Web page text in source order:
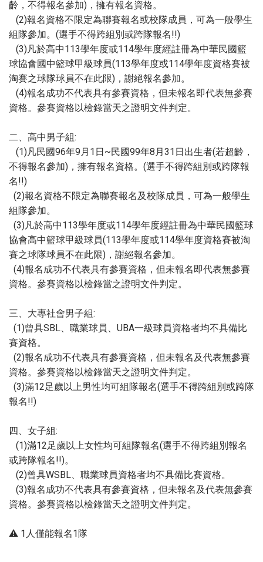
齡，不得報名參加)，擁有報名資格。
(2)報名資格不限定為聯賽報名或校隊成員，可為一般學生
組隊參加。(選手不得跨組別或跨隊報名!!)
(3)凡於高中113學年度或114學年度經註冊為中華民國籃
球協會國中籃球甲級球員(113學年度或114學年度資格賽被
淘賽之球隊球員不在此限)，謝絕報名參加。
(4)報名成功不代表具有參賽資格，但未報名即代表無參賽
資格。參賽資格以檢錄當天之證明文件判定。
二、高中男子組:
(1)凡民國96年9月1日~民國99年8月31日出生者(若超齡，
不得報名參加)，擁有報名資格。(選手不得跨組別或跨隊報
名!!)
(2)報名資格不限定為聯賽報名及校隊成員，可為一般學生
組隊參加。
(3)凡於高中113學年度或114學年度經註冊為中華民國籃球
協會高中籃球甲級球員(113學年度或114學年度資格賽被淘
賽之球隊球員不在此限)，謝絕報名參加。
(4)報名成功不代表具有參賽資格，但未報名即代表無參賽
資格。參賽資格以檢錄當之證明文件判定。
三、大專社會男子組:
(1)曾具SBL、職業球員、UBA一級球員資格者均不具備比
賽資格。
(2)報名成功不代表具有參賽資格，但未報名及代表無參賽
資格。參賽資格以檢錄當天之證明文件判定。
(3)滿12足歲以上男性均可組隊報名(選手不得跨組別或跨隊
報名!!)
四、女子組:
(1)滿12足歲以上女性均可組隊報名(選手不得跨組別報名
或跨隊報名!!)。
(2)曾具WSBL、職業球員資格者均不具備比賽資格。
(3)報名成功不代表具有參賽資格，但未報名及代表無參賽
資格。參賽資格以檢錄當天之證明文件判定。
⚠️ 1人僅能報名1隊